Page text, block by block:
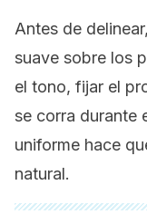
Antes de
suave sobre los
el tono, fijar el
se corra durante
uniforme hace
natural.